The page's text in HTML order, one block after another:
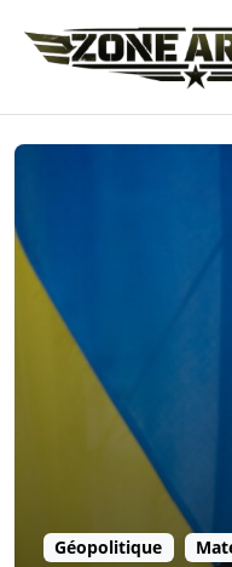
Géopolitique